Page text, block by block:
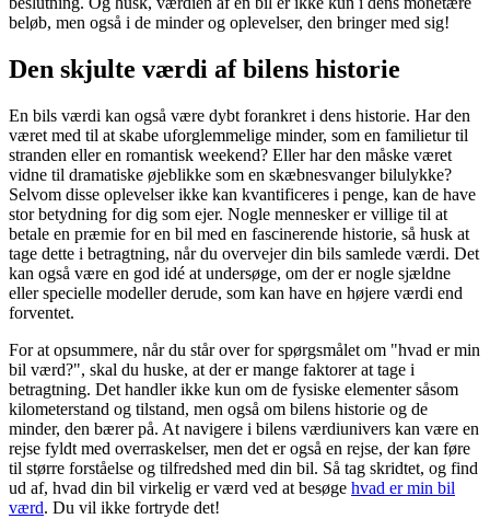
beløb, men også i de minder og oplevelser, den bringer med sig!
Den skjulte værdi af bilens historie
En bils værdi kan også være dybt forankret i dens historie. Har den
været med til at skabe uforglemmelige minder, som en familietur til
stranden eller en romantisk weekend? Eller har den måske været
vidne til dramatiske øjeblikke som en skæbnesvanger bilulykke?
Selvom disse oplevelser ikke kan kvantificeres i penge, kan de have
stor betydning for dig som ejer. Nogle mennesker er villige til at
betale en præmie for en bil med en fascinerende historie, så husk at
tage dette i betragtning, når du overvejer din bils samlede værdi. Det
kan også være en god idé at undersøge, om der er nogle sjældne
eller specielle modeller derude, som kan have en højere værdi end
forventet.
For at opsummere, når du står over for spørgsmålet om "hvad er min
bil værd?", skal du huske, at der er mange faktorer at tage i
betragtning. Det handler ikke kun om de fysiske elementer såsom
kilometerstand og tilstand, men også om bilens historie og de
minder, den bærer på. At navigere i bilens værdiunivers kan være en
rejse fyldt med overraskelser, men det er også en rejse, der kan føre
til større forståelse og tilfredshed med din bil. Så tag skridtet, og find
ud af, hvad din bil virkelig er værd ved at besøge hvad er min bil
værd. Du vil ikke fortryde det!